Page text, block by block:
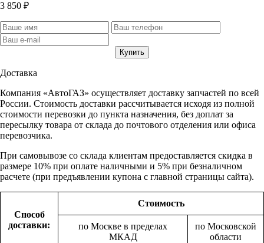
3 850 ₽
Доставка
Компания «АвтоГАЗ» осуществляет доставку запчастей по всей
России. Стоимость доставки рассчитывается исходя из полной
стоимости перевозки до пункта назначения, без доплат за
пересылку товара от склада до почтового отделения или офиса
перевозчика.
При самовывозе со склада клиентам предоставляется скидка в
размере 10% при оплате наличными и 5% при безналичном
расчете (при предъявлении купона с главной страницы сайта).
Способ
доставки:
Стоимость
по Москве в пределах
МКАД
по Московской
области